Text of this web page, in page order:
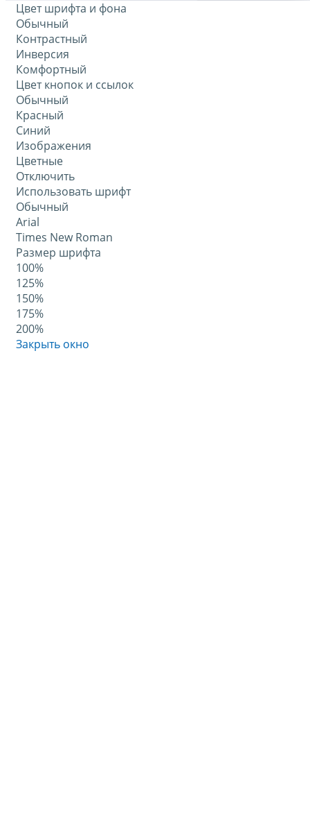
Цвет шрифта и фона
Обычный
Контрастный
Инверсия
Комфортный
Цвет кнопок и ссылок
Обычный
Красный
Синий
Изображения
Цветные
Отключить
Использовать шрифт
Обычный
Arial
Times New Roman
Размер шрифта
100%
125%
150%
175%
200%
Закрыть окно